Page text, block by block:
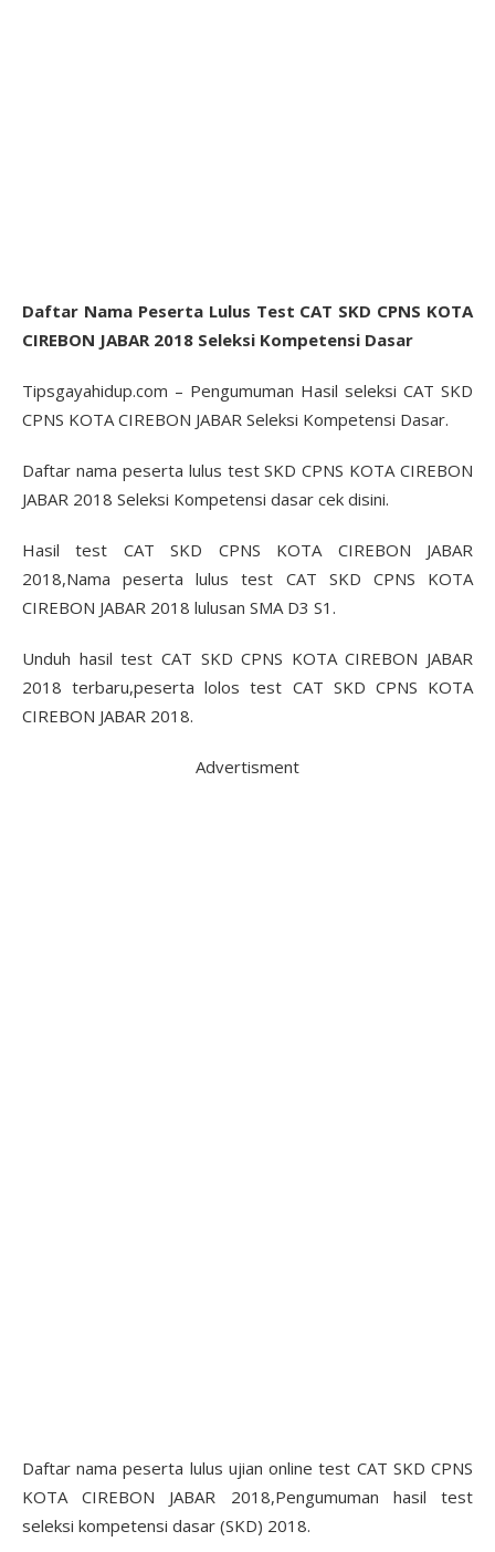
Daftar Nama Peserta Lulus Test CAT SKD CPNS KOTA
CIREBON JABAR 2018 Seleksi Kompetensi Dasar
Tipsgayahidup.com – Pengumuman Hasil seleksi CAT SKD
CPNS KOTA CIREBON JABAR Seleksi Kompetensi Dasar.
Daftar nama peserta lulus test SKD CPNS KOTA CIREBON
JABAR 2018 Seleksi Kompetensi dasar cek disini.
Hasil test CAT SKD CPNS KOTA CIREBON JABAR
2018,Nama peserta lulus test CAT SKD CPNS KOTA
CIREBON JABAR 2018 lulusan SMA D3 S1.
Unduh hasil test CAT SKD CPNS KOTA CIREBON JABAR
2018 terbaru,peserta lolos test CAT SKD CPNS KOTA
CIREBON JABAR 2018.
Advertisment
Daftar nama peserta lulus ujian online test CAT SKD CPNS
KOTA CIREBON JABAR 2018,Pengumuman hasil test
seleksi kompetensi dasar (SKD) 2018.